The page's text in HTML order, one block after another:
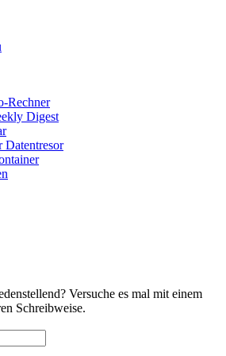
Rechner
Digest
Datentresor
Versuche es mal mit einem
Schreibweise.